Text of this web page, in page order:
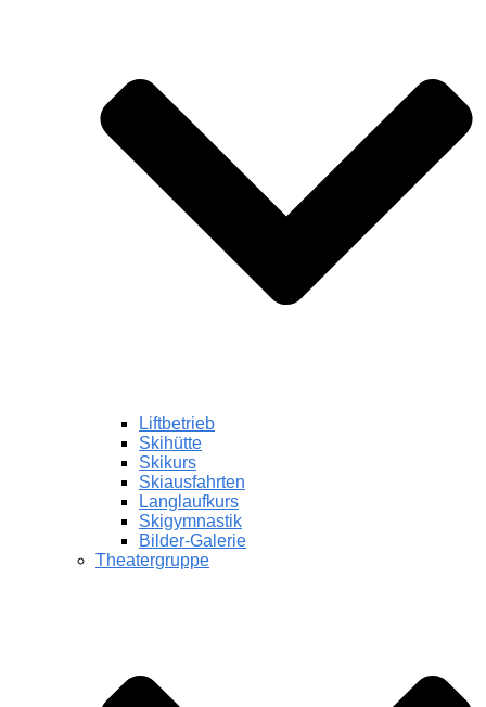
Liftbetrieb
Skihütte
Skikurs
Skiausfahrten
Langlaufkurs
Skigymnastik
Bilder-Galerie
Theatergruppe